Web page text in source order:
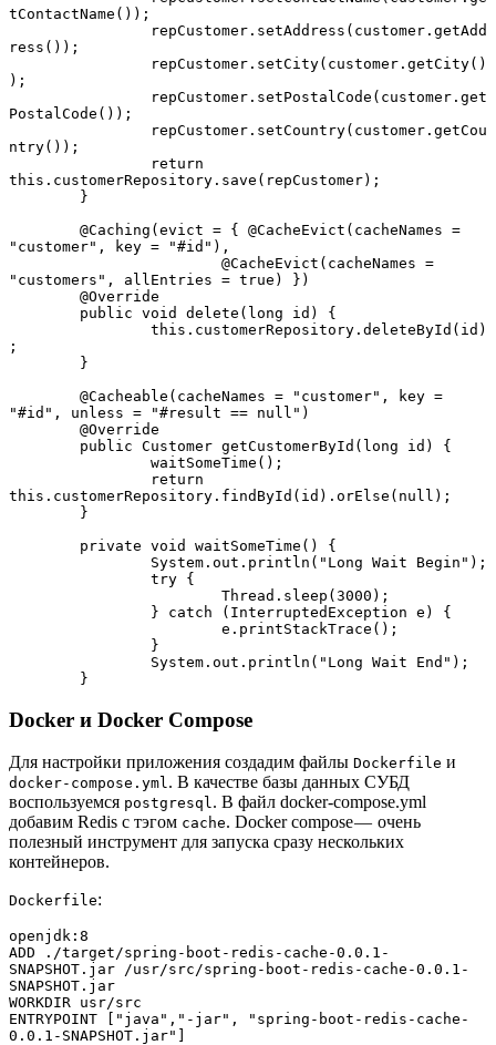
tContactName());
ress());
);
PostalCode());
ntry());
this.customerRepository.save(repCustomer);
	}
"customer", key = "#id"),
"customers", allEntries = true) })
	@Override
	public void delete(long id) {
;
	}
"#id", unless = "#result == null")
	@Override
	public Customer getCustomerById(long id) {
		waitSomeTime();
this.customerRepository.findById(id).orElse(null);
	}
	private void waitSomeTime() {
		System.out.println("Long Wait Begin");
		try {
			Thread.sleep(3000);
		} catch (InterruptedException e) {
			e.printStackTrace();
		}
		System.out.println("Long Wait End");
	}
Docker и Docker Compose
Для настройки приложения создадим файлы Dockerfile и
docker-compose.yml. В качестве базы данных СУБД
воспользуемся postgresql. В файл docker-compose.yml
добавим Redis с тэгом cache. Docker compose — очень
полезный инструмент для запуска сразу нескольких
контейнеров.
Dockerfile:
openjdk:8
ADD ./target/spring-boot-redis-cache-0.0.1-
SNAPSHOT.jar /usr/src/spring-boot-redis-cache-0.0.1-
SNAPSHOT.jar
WORKDIR usr/src
ENTRYPOINT ["java","-jar", "spring-boot-redis-cache-
0.0.1-SNAPSHOT.jar"]